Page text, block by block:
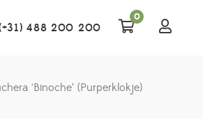
488 200 200
0
‘Binoche’ (Purperklokje)